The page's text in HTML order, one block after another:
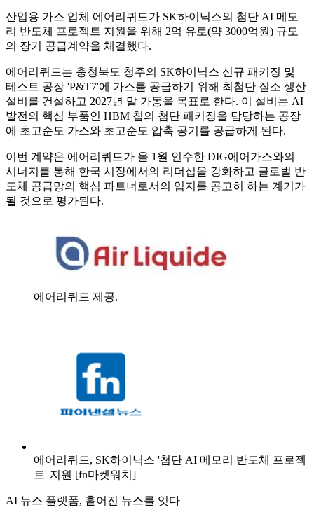
산업용 가스 업체 에어리퀴드가 SK하이닉스의 첨단 AI 메모
리 반도체 프로젝트 지원을 위해 2억 유로(약 3000억원) 규모
의 장기 공급계약을 체결했다.
에어리퀴드는 충청북도 청주의 SK하이닉스 신규 패키징 및
테스트 공장 'P&T7'에 가스를 공급하기 위해 최첨단 질소 생산
설비를 건설하고 2027년 말 가동을 목표로 한다. 이 설비는 AI
발전의 핵심 부품인 HBM 칩의 첨단 패키징을 담당하는 공장
에 초고순도 가스와 초고순도 압축 공기를 공급하게 된다.
이번 계약은 에어리퀴드가 올 1월 인수한 DIG에어가스와의
시너지를 통해 한국 시장에서의 리더십을 강화하고 글로벌 반
도체 공급망의 핵심 파트너로서의 입지를 공고히 하는 계기가
될 것으로 평가된다.
에어리퀴드 제공.
에어리퀴드, SK하이닉스 '첨단 AI 메모리 반도체 프로젝
트' 지원 [fn마켓워치]
AI 뉴스 플랫폼, 흩어진 뉴스를 잇다